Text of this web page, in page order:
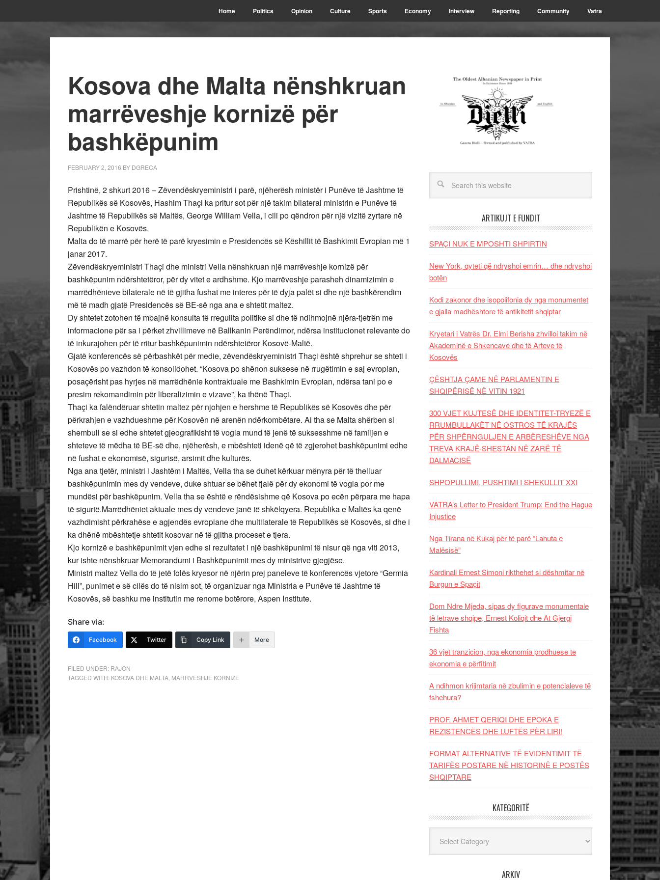
Home Politics Opinion Culture Sports Economy Interview Reporting Community Vatra
Kosova dhe Malta nënshkruan
marrëveshje kornizë për
bashkëpunim
FEBRUARY 2, 2016 BY DGRECA
Prishtinë, 2 shkurt 2016 – Zëvendëskryeministri i parë, njëherësh ministër i Punëve të Jashtme të
Republikës së Kosovës, Hashim Thaçi ka pritur sot për një takim bilateral ministrin e Punëve të
Jashtme të Republikës së Maltës, George William Vella, i cili po qëndron për një vizitë zyrtare në
Republikën e Kosovës.
Malta do të marrë për herë të parë kryesimin e Presidencës së Këshillit të Bashkimit Evropian më 1
janar 2017.
Zëvendëskryeministri Thaçi dhe ministri Vella nënshkruan një marrëveshje kornizë për
bashkëpunim ndërshtetëror, për dy vitet e ardhshme. Kjo marrëveshje parasheh dinamizimin e
marrëdhënieve bilaterale në të gjitha fushat me interes për të dyja palët si dhe një bashkërendim
më të madh gjatë Presidencës së BE-së nga ana e shtetit maltez.
Dy shtetet zotohen të mbajnë konsulta të rregullta politike si dhe të ndihmojnë njëra-tjetrën me
informacione për sa i përket zhvillimeve në Ballkanin Perëndimor, ndërsa institucionet relevante do
të inkurajohen për të rritur bashkëpunimin ndërshtetëror Kosovë-Maltë.
Gjatë konferencës së përbashkët për medie, zëvendëskryeministri Thaçi është shprehur se shteti i
Kosovës po vazhdon të konsolidohet. “Kosova po shënon suksese në rrugëtimin e saj evropian,
posaçërisht pas hyrjes në marrëdhënie kontraktuale me Bashkimin Evropian, ndërsa tani po e
presim rekomandimin për liberalizimin e vizave”, ka thënë Thaçi.
Thaçi ka falëndëruar shtetin maltez për njohjen e hershme të Republikës së Kosovës dhe për
përkrahjen e vazhdueshme për Kosovën në arenën ndërkombëtare. Ai tha se Malta shërben si
shembull se si edhe shtetet gjeografikisht të vogla mund të jenë të suksesshme në familjen e
shteteve të mëdha të BE-së dhe, njëherësh, e mbështeti idenë që të zgjerohet bashkëpunimi edhe
në fushat e ekonomisë, sigurisë, arsimit dhe kulturës.
Nga ana tjetër, ministri i Jashtëm i Maltës, Vella tha se duhet kërkuar mënyra për të thelluar
bashkëpunimin mes dy vendeve, duke shtuar se bëhet fjalë për dy ekonomi të vogla por me
mundësi për bashkëpunim. Vella tha se është e rëndësishme që Kosova po ecën përpara me hapa
të sigurtë.Marrëdhëniet aktuale mes dy vendeve janë të shkëlqyera. Republika e Maltës ka qenë
vazhdimisht përkrahëse e agjendës evropiane dhe multilaterale të Republikës së Kosovës, si dhe i
ka dhënë mbështetje shtetit kosovar në të gjitha proceset e tjera.
Kjo kornizë e bashkëpunimit vjen edhe si rezultatet i një bashkëpunimi të nisur që nga viti 2013,
kur ishte nënshkruar Memorandumi i Bashkëpunimit mes dy ministrive gjegjëse.
Ministri maltez Vella do të jetë folës kryesor në njërin prej paneleve të konferencës vjetore “Germia
Hill”, punimet e së cilës do të nisim sot, të organizuar nga Ministria e Punëve të Jashtme të
Kosovës, së bashku me institutin me renome botërore, Aspen Institute.
Share via:
Facebook Twitter Copy Link More
FILED UNDER: RAJON
TAGGED WITH: KOSOVA DHE MALTA MARRVESHJE KORNIZE
ARTIKUJT E FUNDIT
SPAÇI NUK E MPOSHTI SHPIRTIN
New York, qyteti që ndryshoi emrin… dhe ndryshoi
botën
Kodi zakonor dhe isopolifonia dy nga monumentet
e gjalla madhështore të antikitetit shqiptar
Kryetari i Vatrës Dr. Elmi Berisha zhvilloi takim në
Akademinë e Shkencave dhe të Arteve të
Kosovës
ÇËSHTJA ÇAME NË PARLAMENTIN E
SHQIPËRISË NË VITIN 1921
300 VJET KUJTESË DHE IDENTITET-TRYEZË E
RRUMBULLAKËT NË OSTROS TË KRAJËS
PËR SHPËRNGULJEN E ARBËRESHËVE NGA
TREVA KRAJË-SHESTAN NË ZARË TË
DALMACISË
SHPOPULLIMI, PUSHTIMI I SHEKULLIT XXI
VATRA’s Letter to President Trump: End the Hague
Injustice
Nga Tirana në Kukaj për të parë “Lahuta e
Malësisë”
Kardinali Ernest Simoni rikthehet si dëshmitar në
Burgun e Spaçit
Dom Ndre Mjeda, sipas dy figurave monumentale
të letrave shqipe, Ernest Koliqit dhe At Gjergj
Fishta
36 vjet tranzicion, nga ekonomia prodhuese te
ekonomia e përfitimit
A ndihmon krijimtaria në zbulimin e potencialeve të
fshehura?
PROF. AHMET QERIQI DHE EPOKA E
REZISTENCЁS DHE LUFTЁS PЁR LIRI!
FORMAT ALTERNATIVE TË EVIDENTIMIT TË
TARIFËS POSTARE NË HISTORINË E POSTËS
SHQIPTARE
KATEGORITË
ARKIV